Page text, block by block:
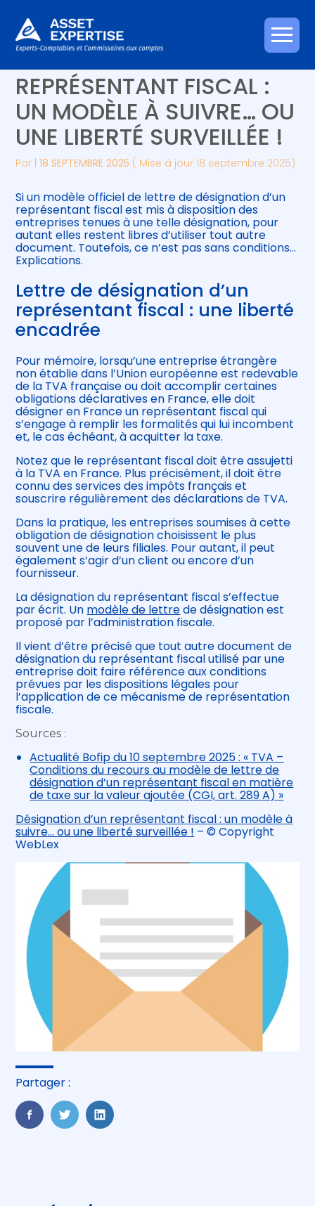
Aller
au
Créer et reprendre une activité
Gérer votre quotidien
Piloter votre entreprise
Développer votre entreprise
Être prêt pour la facturation
électronique
Piloter votre gestion
Suivre votre comptabilité
Gérer vos ressources humaines
DÉSIGNATION D’UN
REPRÉSENTANT FISCAL :
UN MODÈLE À SUIVRE… OU
UNE LIBERTÉ SURVEILLÉE !
Par |18 SEPTEMBRE 2025 ( Mise à jour 18 septembre 2025)
Si un modèle officiel de lettre de désignation d’un
représentant fiscal est mis à disposition des
entreprises tenues à une telle désignation, pour
autant elles restent libres d’utiliser tout autre
document. Toutefois, ce n’est pas sans conditions…
Explications.
Lettre de désignation d’un
représentant fiscal : une liberté
encadrée
Pour mémoire, lorsqu’une entreprise étrangère
non établie dans l’Union européenne est redevable
de la TVA française ou doit accomplir certaines
obligations déclaratives en France, elle doit
désigner en France un représentant fiscal qui
s’engage à remplir les formalités qui lui incombent
et, le cas échéant, à acquitter la taxe.
Notez que le représentant fiscal doit être assujetti
à la TVA en France. Plus précisément, il doit être
connu des services des impôts français et
souscrire régulièrement des déclarations de TVA.
Dans la pratique, les entreprises soumises à cette
obligation de désignation choisissent le plus
souvent une de leurs filiales. Pour autant, il peut
également s’agir d’un client ou encore d’un
fournisseur.
La désignation du représentant fiscal s’effectue
par écrit. Un modèle de lettrede désignation est
proposé par l’administration fiscale.
Il vient d’être précisé que tout autre document de
désignation du représentant fiscal utilisé par une
entreprise doit faire référence aux conditions
prévues par les dispositions légales pour
l’application de ce mécanisme de représentation
fiscale.
Sources :
Actualité Bofip du 10 septembre 2025 : « TVA –
Conditions du recours au modèle de lettre de
désignation d’un représentant fiscal en matière
de taxe sur la valeur ajoutée (CGI, art. 289 A) »
Désignation d’un représentant fiscal : un modèle à
suivre… ou une liberté surveillée ! – © Copyright
WebLex
Partager :
FaceBook
TwitterLinkedIn